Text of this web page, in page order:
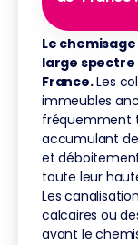
Le
large spectre
France.Les
immeubles
fréquemment
accumulant
et
toute leur
Les
calcaires ou
avant le